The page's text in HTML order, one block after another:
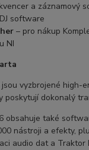
a záznamový
software
– pro nákup
NI
vyzbrojené high-
poskytují dokonalý
obsahuje také
nástroji a efekty,
audio dat a Traktor